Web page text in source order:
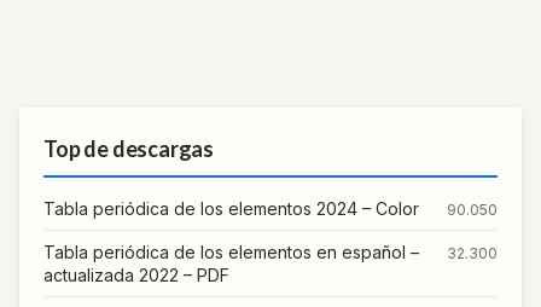
Top de descargas
Tabla periódica de los elementos 2024 – Color 90.050
Tabla periódica de los elementos en español –
actualizada 2022 – PDF
32.300